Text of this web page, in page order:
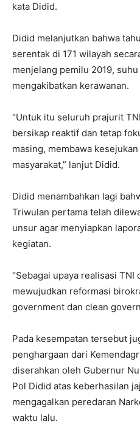
kata Didid.
Didid melanjutkan bahwa
serentak di 171 wilayah
menjelang pemilu 2019,
mengakibatkan kerawanan.
“Untuk itu seluruh prajurit
bersikap reaktif dan tetap
masing, membawa
masyarakat,” lanjut Didid.
Didid menambahkan lagi
Triwulan pertama telah
unsur agar menyiapkan
kegiatan.
“Sebagai upaya realisasi
mewujudkan reformasi
government dan clean
Pada kesempatan tersebut
penghargaan dari
diserahkan oleh Gubernur
Pol Didid atas keberhasilan
mengagalkan peredaran
waktu lalu.